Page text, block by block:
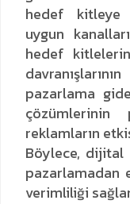
hedef kitleye
uygun
hedef
pazarlama
çözümlerinin
reklamların
Böylece,
pazarlamadan
verimliliği